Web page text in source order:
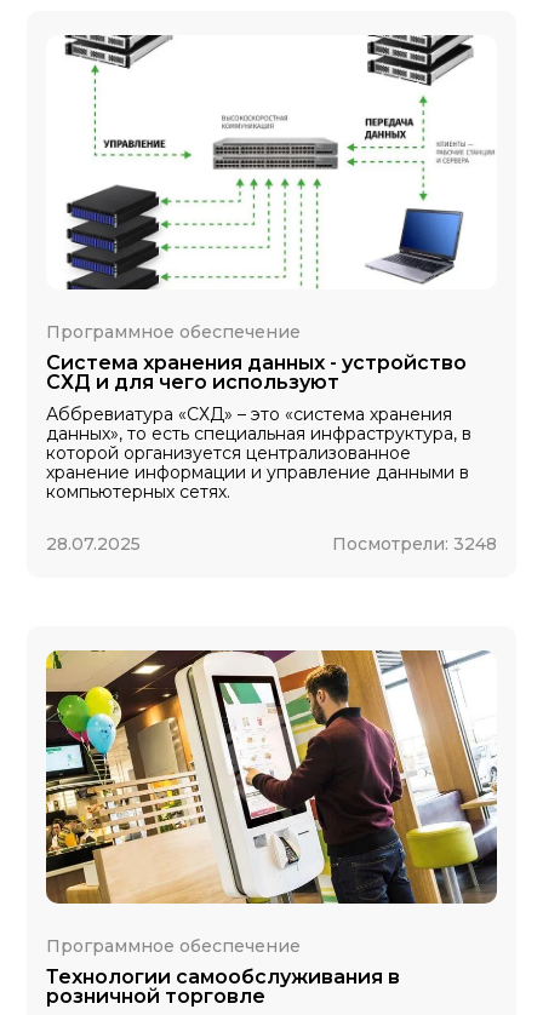
Программное обеспечение
Система хранения данных - устройство
СХД и для чего используют
Аббревиатура «СХД» – это «система хранения
данных», то есть специальная инфраструктура, в
которой организуется централизованное
хранение информации и управление данными в
компьютерных сетях.
28.07.2025 Посмотрели: 3248
Программное обеспечение
Технологии самообслуживания в
розничной торговле